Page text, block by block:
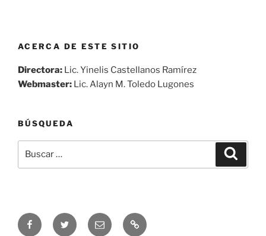
ACERCA DE ESTE SITIO
Directora: Lic. Yinelis Castellanos Ramírez
Webmaster: Lic. Alayn M. Toledo Lugones
BÚSQUEDA
por:
SíguenosSíguenosCorreo Audio